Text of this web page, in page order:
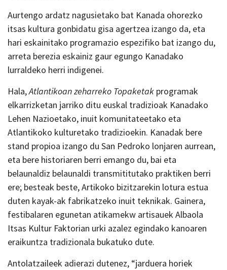
Aurtengo ardatz nagusietako bat Kanada ohorezko
itsas kultura gonbidatu gisa agertzea izango da, eta
hari eskainitako programazio espezifiko bat izango du,
arreta berezia eskainiz gaur egungo Kanadako
lurraldeko herri indigenei.
Hala,Atlantikoan zeharreko Topaketak programak
elkarrizketan jarriko ditu euskal tradizioak Kanadako
Lehen Nazioetako, inuit komunitateetako eta
Atlantikoko kulturetako tradizioekin. Kanadak bere
stand propioa izango du San Pedroko lonjaren aurrean,
eta bere historiaren berri emango du, bai eta
belaunaldiz belaunaldi transmititutako praktiken berri
ere; besteak beste, Artikoko bizitzarekin lotura estua
duten kayak-ak fabrikatzeko inuit teknikak. Gainera,
festibalaren egunetan atikamekw artisauek Albaola
Itsas Kultur Faktorian urki azalez egindako kanoaren
eraikuntza tradizionala bukatuko dute.
Antolatzaileek adierazi dutenez, “jarduera horiek